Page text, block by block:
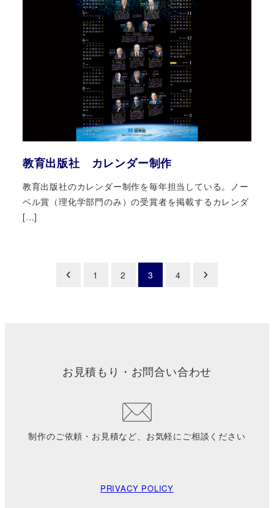
教育出版社 カレンダー制作
教育出版社のカレンダー制作を毎年担当している。ノー
ベル賞（理化学部門のみ）の受賞者を掲載するカレンダ
[…]
1 2 3 4
お見積もり・お問合い合わせ
制作のご依頼・お見積など、お気軽にご相談ください
PRIVACY POLICY